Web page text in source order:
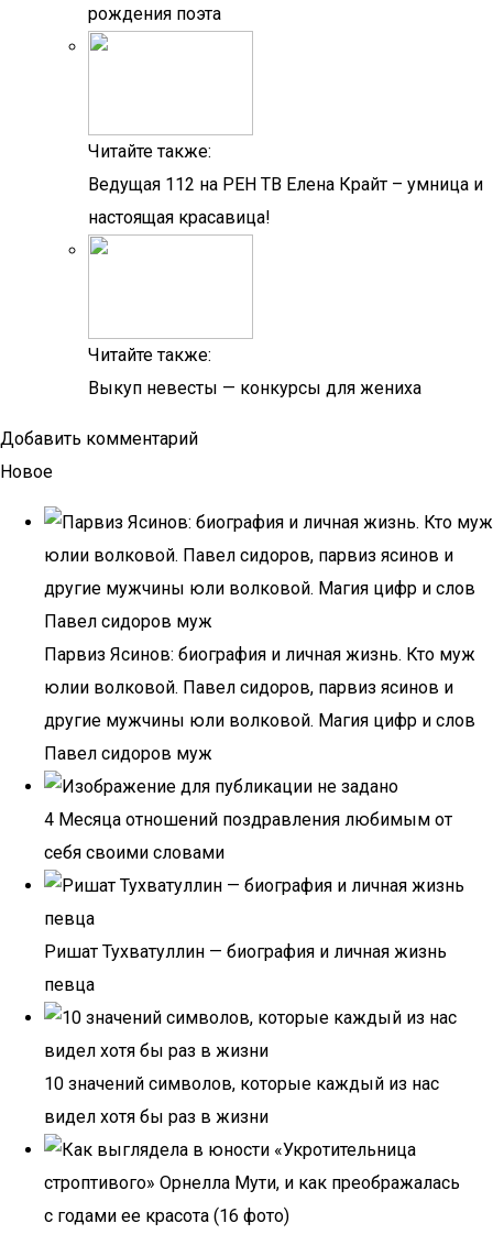
рождения поэта
Читайте также:
Ведущая 112 на РЕН ТВ Елена Крайт – умница и
настоящая красавица!
Читайте также:
Выкуп невесты — конкурсы для жениха
Добавить комментарий
Новое
Парвиз Ясинов: биография и личная жизнь. Кто муж
юлии волковой. Павел сидоров, парвиз ясинов и
другие мужчины юли волковой. Магия цифр и слов
Павел сидоров муж
4 Месяца отношений поздравления любимым от
себя своими словами
Ришат Тухватуллин — биография и личная жизнь
певца
10 значений символов, которые каждый из нас
видел хотя бы раз в жизни